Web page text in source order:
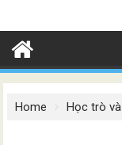
Home Học trò